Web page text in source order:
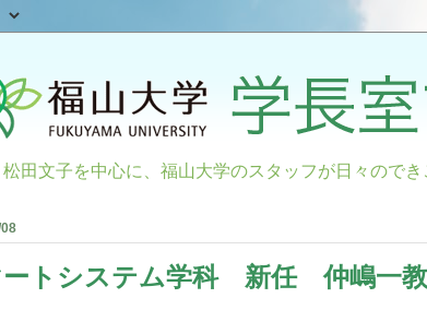
田文子を中心に、福山大学のスタッフが日々のでき
ートシステム学科 新任 仲嶋一